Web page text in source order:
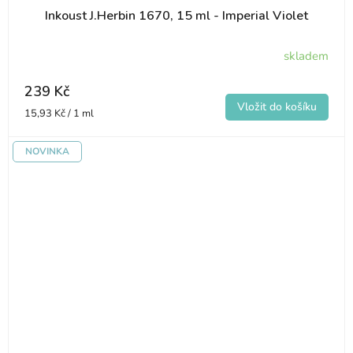
Inkoust J.Herbin 1670, 15 ml - Imperial Violet
skladem
239 Kč
Měrná
15,93 Kč / 1 ml
NOVINKA